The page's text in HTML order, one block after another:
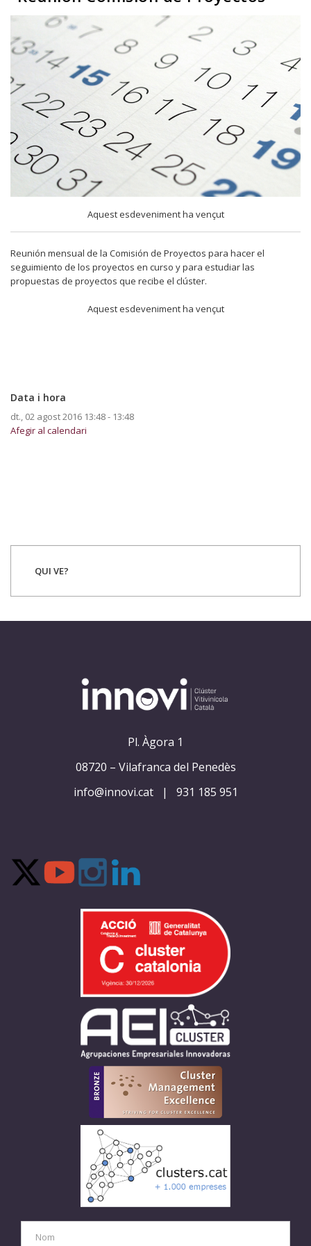
Aquest esdeveniment ha vençut
Reunión mensual de la Comisión de Proyectos para hacer el
seguimiento de los proyectos en curso y para estudiar las
propuestas de proyectos que recibe el clúster.
Aquest esdeveniment ha vençut
Data i hora
dt., 02 agost 2016 13:48 - 13:48
Afegir al calendari
QUI VE?
Pl. Àgora 1
08720 – Vilafranca del Penedès
info@innovi.cat
| 931 185 951